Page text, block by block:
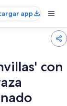
app
con